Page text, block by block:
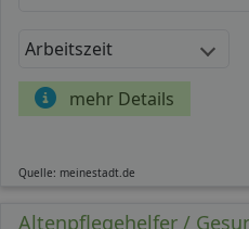
Arbeitszeit
mehr Details
Quelle: meinestadt.de
Altenpflegehelfer /